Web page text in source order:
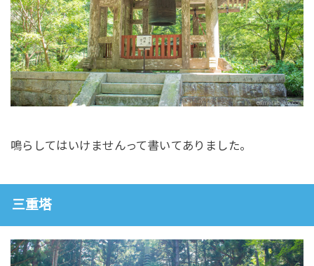
鳴らしてはいけませんって書いてありました。
三重塔